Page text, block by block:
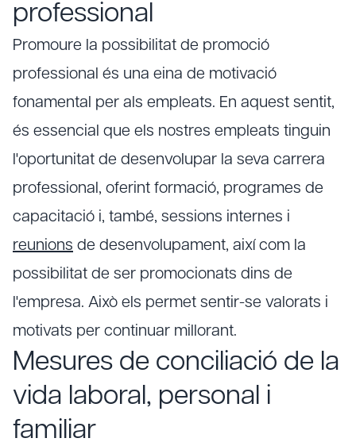
professional
Promoure la possibilitat de promoció
professional és una eina de motivació
fonamental per als empleats. En aquest sentit,
és essencial que els nostres empleats tinguin
l'oportunitat de desenvolupar la seva carrera
professional, oferint formació, programes de
capacitació i, també, sessions internes i
reunions de desenvolupament, així com la
possibilitat de ser promocionats dins de
l'empresa. Això els permet sentir-se valorats i
motivats per continuar millorant.
Mesures de conciliació de la
vida laboral, personal i
familiar